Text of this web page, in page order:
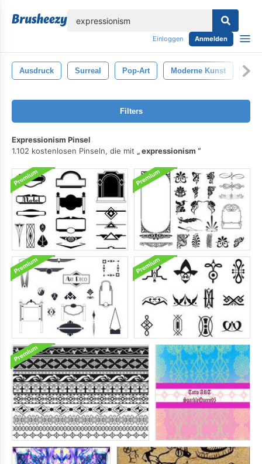
Einloggen Anmelden
Ausdruck Surreal Pop-Art Moderne Kunst
Filters
Expressionism Pinsel
1.102 kostenlosen Pinseln, die mit
expressionism